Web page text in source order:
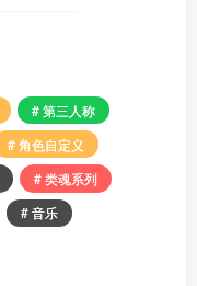
# 第三人称
# 角色自定义
# 类魂系列
# 音乐